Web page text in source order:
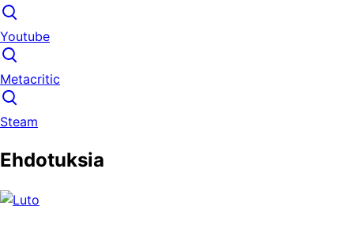
Youtube
Metacritic
Steam
Ehdotuksia